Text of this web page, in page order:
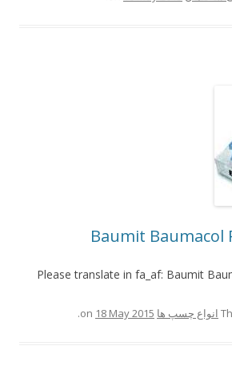
Baumit Baumacol
Please translate in fa_af: Baumit
انواع چسپ ها 18 May 2015
.